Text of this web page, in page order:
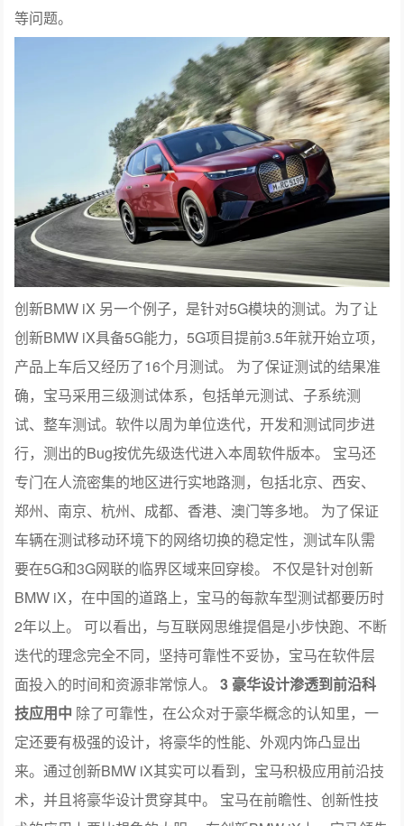
等问题。
创新BMW iX 另一个例子，是针对5G模块的测试。为了让
创新BMW iX具备5G能力，5G项目提前3.5年就开始立项，
产品上车后又经历了16个月测试。 为了保证测试的结果准
确，宝马采用三级测试体系，包括单元测试、子系统测
试、整车测试。软件以周为单位迭代，开发和测试同步进
行，测出的Bug按优先级迭代进入本周软件版本。 宝马还
专门在人流密集的地区进行实地路测，包括北京、西安、
郑州、南京、杭州、成都、香港、澳门等多地。 为了保证
车辆在测试移动环境下的网络切换的稳定性，测试车队需
要在5G和3G网联的临界区域来回穿梭。 不仅是针对创新
BMW iX，在中国的道路上，宝马的每款车型测试都要历时
2年以上。 可以看出，与互联网思维提倡是小步快跑、不断
迭代的理念完全不同，坚持可靠性不妥协，宝马在软件层
面投入的时间和资源非常惊人。3 豪华设计渗透到前沿科
技应用中 除了可靠性，在公众对于豪华概念的认知里，一
定还要有极强的设计，将豪华的性能、外观内饰凸显出
来。通过创新BMW iX其实可以看到，宝马积极应用前沿技
术，并且将豪华设计贯穿其中。 宝马在前瞻性、创新性技